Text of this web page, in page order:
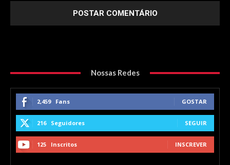
Nossas Redes
2,459 Fans GOSTAR
216 Seguidores SEGUIR
125 Inscritos INSCREVER